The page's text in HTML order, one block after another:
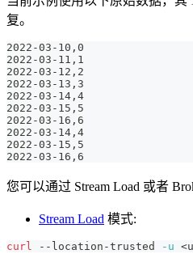
复。
2022-03-10,0
2022-03-11,1
2022-03-12,2
2022-03-13,3
2022-03-14,4
2022-03-15,5
2022-03-16,6
2022-03-14,4
2022-03-15,5
2022-03-16,6
您可以通过 Stream Load 或者
Stream Load 模式:
curl --location-trusted -u <